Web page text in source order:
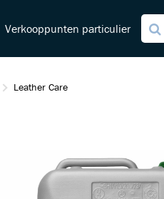
Verkooppunten particulier
Leather Care